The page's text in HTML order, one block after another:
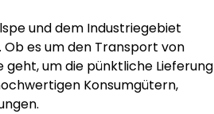
und dem Industriegebiet
es um den Transport von
um die pünktliche Lieferung
Konsumgütern,